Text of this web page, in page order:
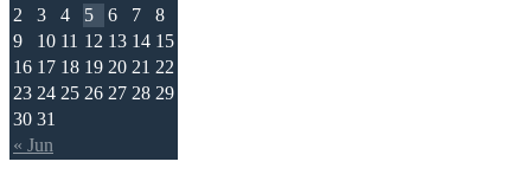
« Jun
2
3 4 5 6 7
8
9
10 11 12 13 14 15
16 17 18 19 20 21 22
23 24 25 26 27 28 29
30 31